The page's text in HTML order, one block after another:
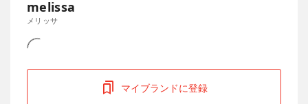
melissa
メリッサ
マイブランドに登録